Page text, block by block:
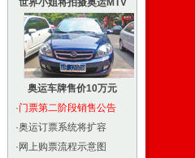
世界小姐将拍摄奥运MTV
奥运车牌售价10万元
·门票第二阶段销售公告
·奥运订票系统将扩容
· 网上购票流程示意图